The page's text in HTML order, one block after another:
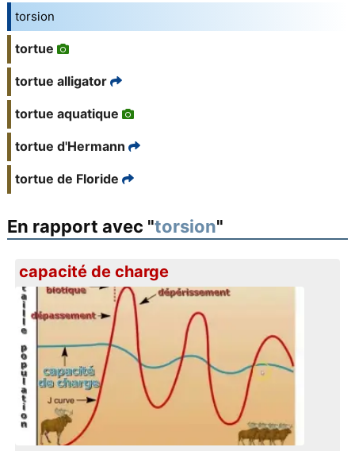
torsion
tortue
tortue alligator
tortue aquatique
tortue d'Hermann
tortue de Floride
En rapport avec "torsion"
capacité de charge